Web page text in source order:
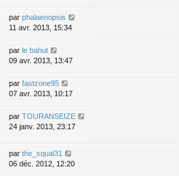
par phalaenopsis
11 avr. 2013, 15:34
par le bahut
09 avr. 2013, 13:47
par fastzone95
07 avr. 2013, 10:17
par TOURANSEIZE
24 janv. 2013, 23:17
par the_squal31
06 déc. 2012, 12:20